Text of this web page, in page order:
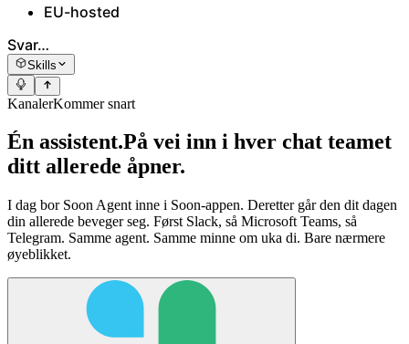
EU-hosted
Svar…
Skills
KanalerKommer snart
Én assistent.På vei inn i hver chat teamet
ditt allerede åpner.
I dag bor Soon Agent inne i Soon-appen. Deretter går den dit dagen
din allerede beveger seg. Først Slack, så Microsoft Teams, så
Telegram. Samme agent. Samme minne om uka di. Bare nærmere
øyeblikket.